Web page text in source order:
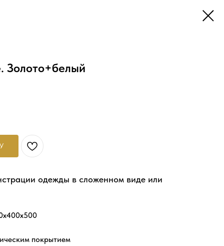
Золото+белый
одежды в сложенном виде или
покрытием